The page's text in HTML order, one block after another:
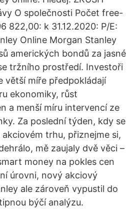
O společnosti Počet free-
822,00: k 31.12.2020: P/E:
Online Morgan Stanley
amerických bondů za jasné
tržního prostředí. Investoři
větší míře předpokládají
ekonomiky, růst
a menší míru intervencí ze
Za poslední týden, kdy se
trhu, přiznejme si,
mě zaujaly dvě věci –
money na pokles cen
úrovni, nový akciový
ale zároveň vypustil do
býčí analýzu.